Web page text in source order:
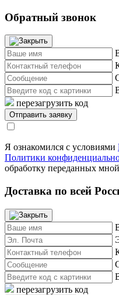
Обратный звонок
перезагрузить код
Я ознакомился с условиями
Политики
обработку переданных
Доставка по всей
перезагрузить код